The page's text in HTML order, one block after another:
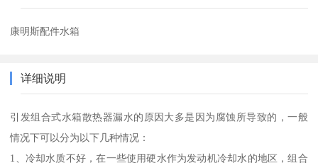
康明斯配件水箱
详细说明
引发组合式水箱散热器漏水的原因大多是因为腐蚀所导致的，一般
情况下可以分为以下几种情况：
1、冷却水质不好，在一些使用硬水作为发动机冷却水的地区，组合